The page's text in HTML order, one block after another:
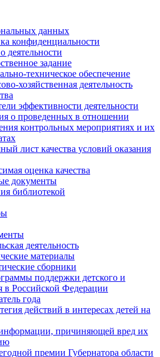
данных
конфиденциальности
деятельности
задание
техническое обеспечение
хозяйственная деятельность
эффективности деятельности
о проведенных в отношении
контрольных мероприятиях и их
лист качества условий оказания
оценка качества
документы
библиотекой
деятельность
материалы
сборники
поддержки детского и
в Российской Федерации
года
действий в интересах детей на
причиняющей вред их
премии Губернатора области